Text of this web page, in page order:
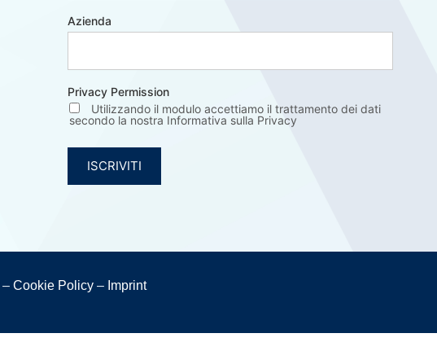
Azienda
Privacy Permission
Utilizzando il modulo accettiamo il trattamento dei dati
secondo la nostra Informativa sulla Privacy
– Cookie Policy– Imprint